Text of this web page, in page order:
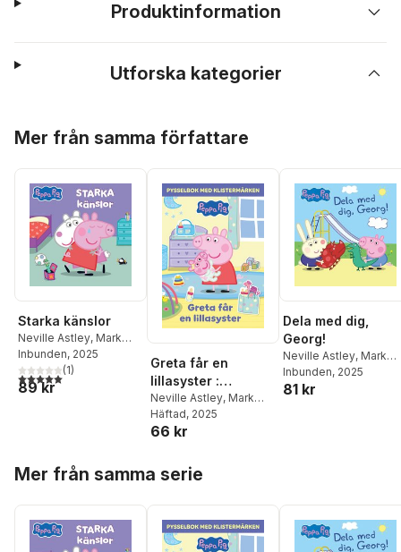
Produktinformation
Utforska kategorier
Mer från samma författare
Starka känslor
Neville Astley, Mark
Baker
Inbunden, 2025
5,0utav 5 stjärnor. Totalt antal röster:
(1)
89 kr
Greta får en
lillasyster :
Pysselbok med
klistermärken
Neville Astley, Mark
Baker
Häftad, 2025
66 kr
Dela med dig,
Georg!
Neville Astley, Mark
Baker
Inbunden, 2025
81 kr
Mer från samma serie